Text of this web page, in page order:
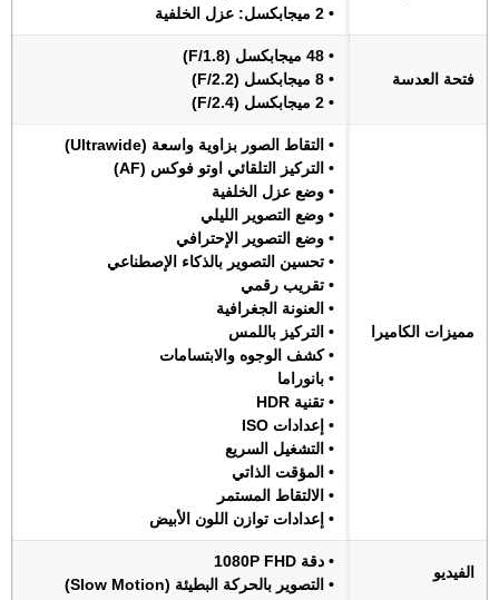
• 2 ميجابكسل: عزل الخلفية
فتحة العدسة
• 48 ميجابكسل (F/1.8)
• 8 ميجابكسل (F/2.2)
• 2 ميجابكسل (F/2.4)
مميزات الكاميرا
• التقاط الصور بزاوية واسعة (Ultrawide)
• التركيز التلقائي اوتو فوكس (AF)
• وضع عزل الخلفية
• وضع التصوير الليلي
• وضع التصوير الإحترافي
• تحسين التصوير بالذكاء الإصطناعي
• تقريب رقمي
• العنونة الجغرافية
• التركيز باللمس
• كشف الوجوه والابتسامات
• بانوراما
• تقنية HDR
• إعدادات ISO
• التشغيل السريع
• المؤقت الذاتي
• الالتقاط المستمر
• إعدادات توازن اللون الأبيض
الفيديو
• دقة 1080P FHD
• التصوير بالحركة البطيئة (Slow Motion)